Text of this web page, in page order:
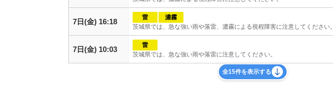
7日(金) 16:18 雷
濃霧
茨城県では、急な強い雨や落雷、濃霧による視程障害に注意してください。
7日(金) 10:03
雷
茨城県では、急な強い雨や落雷に注意してください。
全15件を表示する